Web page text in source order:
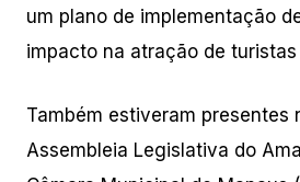
um plano de implementação
impacto na atração de
Também estiveram presentes
Assembleia Legislativa do